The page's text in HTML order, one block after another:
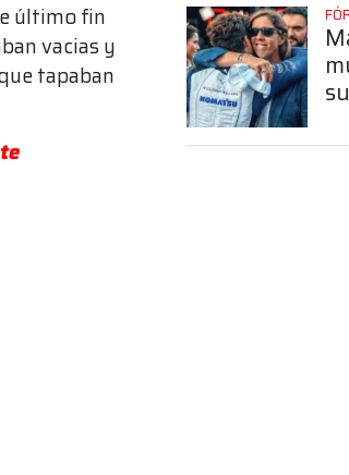
último fin
vacias y
tapaban